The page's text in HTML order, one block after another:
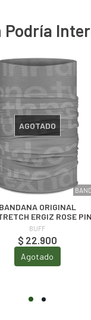
Podría
AGOTADO
BANDANA ORIGINAL
ERGIZ ROSE
BUFF
$ 22.900
Agotado